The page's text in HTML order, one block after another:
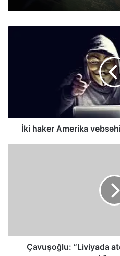
İki haker Amerika
Çavuşoğlu: “Liviyada